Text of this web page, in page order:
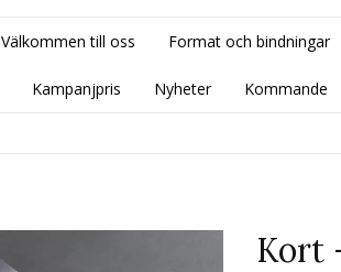
Välkommen till oss Format och bindningar
Kampanjpris Nyheter Kommande
Kort